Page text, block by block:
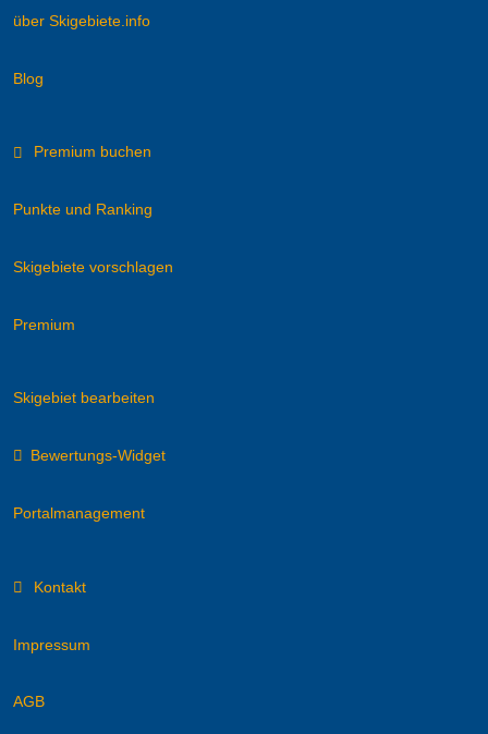
über Skigebiete.info
Blog
Premium buchen
Punkte und Ranking
Skigebiete vorschlagen
Premium
Skigebiet bearbeiten
Bewertungs-Widget
Portalmanagement
Kontakt
Impressum
AGB